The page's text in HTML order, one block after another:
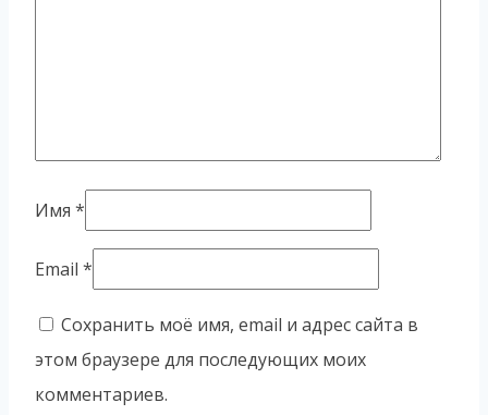
Имя *
Email *
Сохранить моё имя, email и адрес сайта в
этом браузере для последующих моих
комментариев.